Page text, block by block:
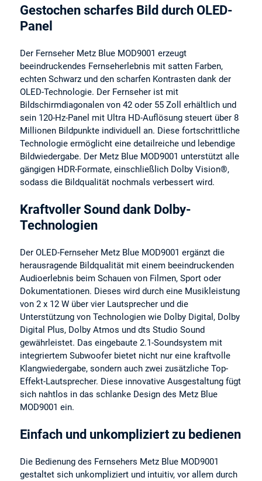
Gestochen scharfes Bild durch OLED-
Panel
Der Fernseher Metz Blue MOD9001 erzeugt
beeindruckendes Fernseherlebnis mit satten Farben,
echten Schwarz und den scharfen Kontrasten dank der
OLED-Technologie. Der Fernseher ist mit
Bildschirmdiagonalen von 42 oder 55 Zoll erhältlich und
sein 120-Hz-Panel mit Ultra HD-Auflösung steuert über 8
Millionen Bildpunkte individuell an. Diese fortschrittliche
Technologie ermöglicht eine detailreiche und lebendige
Bildwiedergabe. Der Metz Blue MOD9001 unterstützt alle
gängigen HDR-Formate, einschließlich Dolby Vision®,
sodass die Bildqualität nochmals verbessert wird.
Kraftvoller Sound dank Dolby-
Technologien
Der OLED-Fernseher Metz Blue MOD9001 ergänzt die
herausragende Bildqualität mit einem beeindruckenden
Audioerlebnis beim Schauen von Filmen, Sport oder
Dokumentationen. Dieses wird durch eine Musikleistung
von 2 x 12 W über vier Lautsprecher und die
Unterstützung von Technologien wie Dolby Digital, Dolby
Digital Plus, Dolby Atmos und dts Studio Sound
gewährleistet. Das eingebaute 2.1-Soundsystem mit
integriertem Subwoofer bietet nicht nur eine kraftvolle
Klangwiedergabe, sondern auch zwei zusätzliche Top-
Effekt-Lautsprecher. Diese innovative Ausgestaltung fügt
sich nahtlos in das schlanke Design des Metz Blue
MOD9001 ein.
Einfach und unkompliziert zu bedienen
Die Bedienung des Fernsehers Metz Blue MOD9001
gestaltet sich unkompliziert und intuitiv, vor allem durch